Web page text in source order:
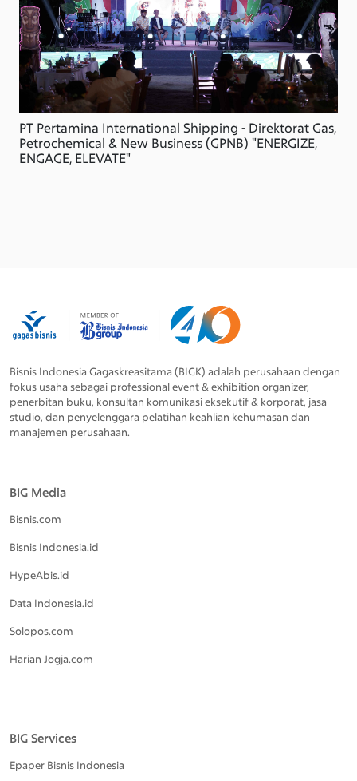
PT Pertamina International Shipping - Direktorat Gas,
Petrochemical & New Business (GPNB) "ENERGIZE,
ENGAGE, ELEVATE"
Bisnis Indonesia Gagaskreasitama (BIGK) adalah perusahaan dengan
fokus usaha sebagai professional event & exhibition organizer,
penerbitan buku, konsultan komunikasi eksekutif & korporat, jasa
studio, dan penyelenggara pelatihan keahlian kehumasan dan
manajemen perusahaan.
BIG Media
Bisnis.com
Bisnis Indonesia.id
HypeAbis.id
Data Indonesia.id
Solopos.com
Harian Jogja.com
BIG Services
Epaper Bisnis Indonesia